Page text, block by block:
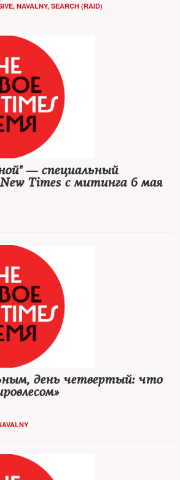
, NAVALNY, SEARCH (RAID)
— специальный
Times с митинга 6 мая
день четвертый: что